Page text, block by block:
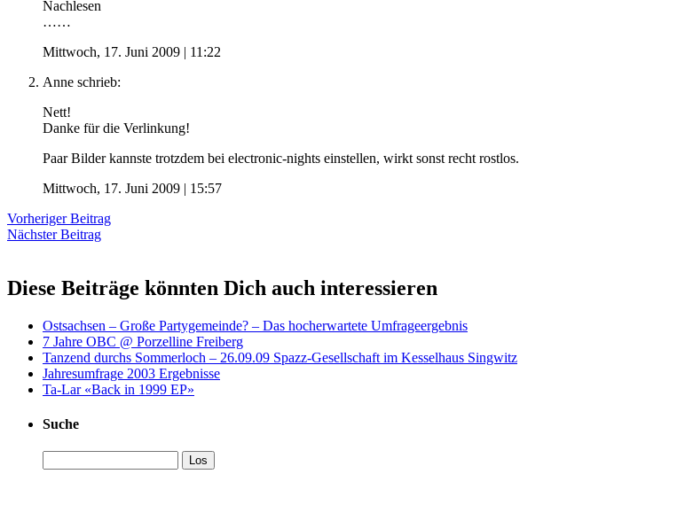
Nachlesen
……
Mittwoch, 17. Juni 2009 | 11:22
Anne schrieb:
Nett!
Danke für die Verlinkung!
Paar Bilder kannste trotzdem bei electronic-nights einstellen, wirkt sonst recht rostlos.
Mittwoch, 17. Juni 2009 | 15:57
Vorheriger Beitrag
Nächster Beitrag
Diese Beiträge könnten Dich auch interessieren
Ostsachsen – Große Partygemeinde? – Das hocherwartete Umfrageergebnis
7 Jahre OBC @ Porzelline Freiberg
Tanzend durchs Sommerloch – 26.09.09 Spazz-Gesellschaft im Kesselhaus Singwitz
Jahresumfrage 2003 Ergebnisse
Ta-Lar «Back in 1999 EP»
Suche